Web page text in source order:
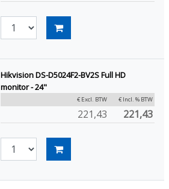
Hikvision DS-D5024F2-BV2S Full HD
monitor - 24"
€ Excl. BTW € Incl. % BTW
221,43 221,43